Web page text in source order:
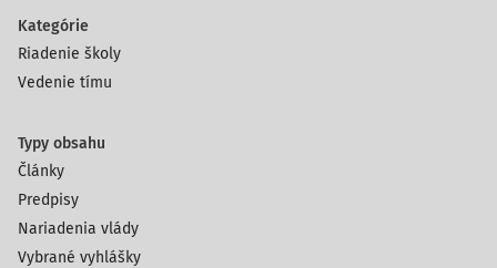
Kategórie
Riadenie školy
Vedenie tímu
Typy obsahu
Články
Predpisy
Nariadenia vlády
Vybrané vyhlášky